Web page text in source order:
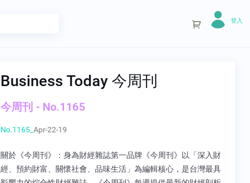
登入
Business Today 今周刊
今周刊 - No.1165
No.1165_ Apr-22-19
關於《今周刊》：身為財經雜誌第一品牌《今周刊》以「深入財
經、預約財富、關懷社會、品味生活」為編輯核心，是台灣最具